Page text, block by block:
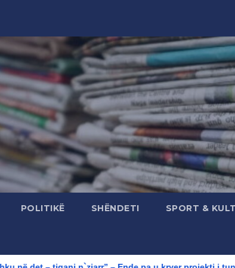
POLITIKË SHËNDETI SPORT &